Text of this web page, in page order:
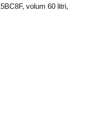
volum 60 litri,